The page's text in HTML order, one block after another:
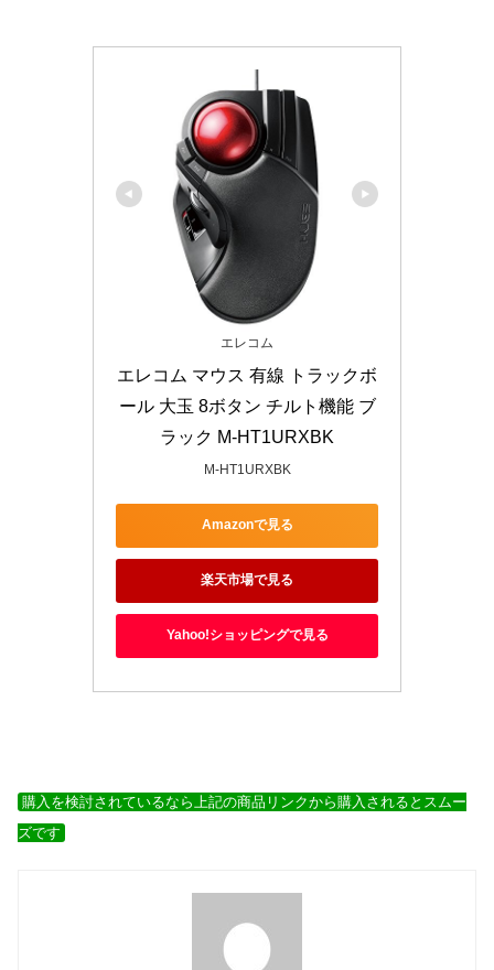
エレコム
エレコム マウス 有線 トラックボ
ール 大玉 8ボタン チルト機能 ブ
ラック M-HT1URXBK
M-HT1URXBK
Amazonで見る
楽天市場で見る
Yahoo!ショッピングで見る
購入を検討されているなら上記の商品リンクから購入されるとスムー
ズです